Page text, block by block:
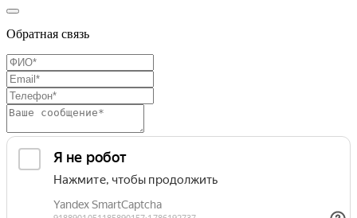
Обратная связь